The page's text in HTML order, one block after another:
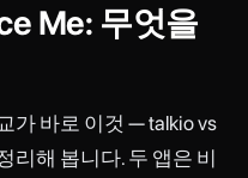
Me: 무엇을
가 바로 이것 — talkio vs
리해 봅니다. 두 앱은 비